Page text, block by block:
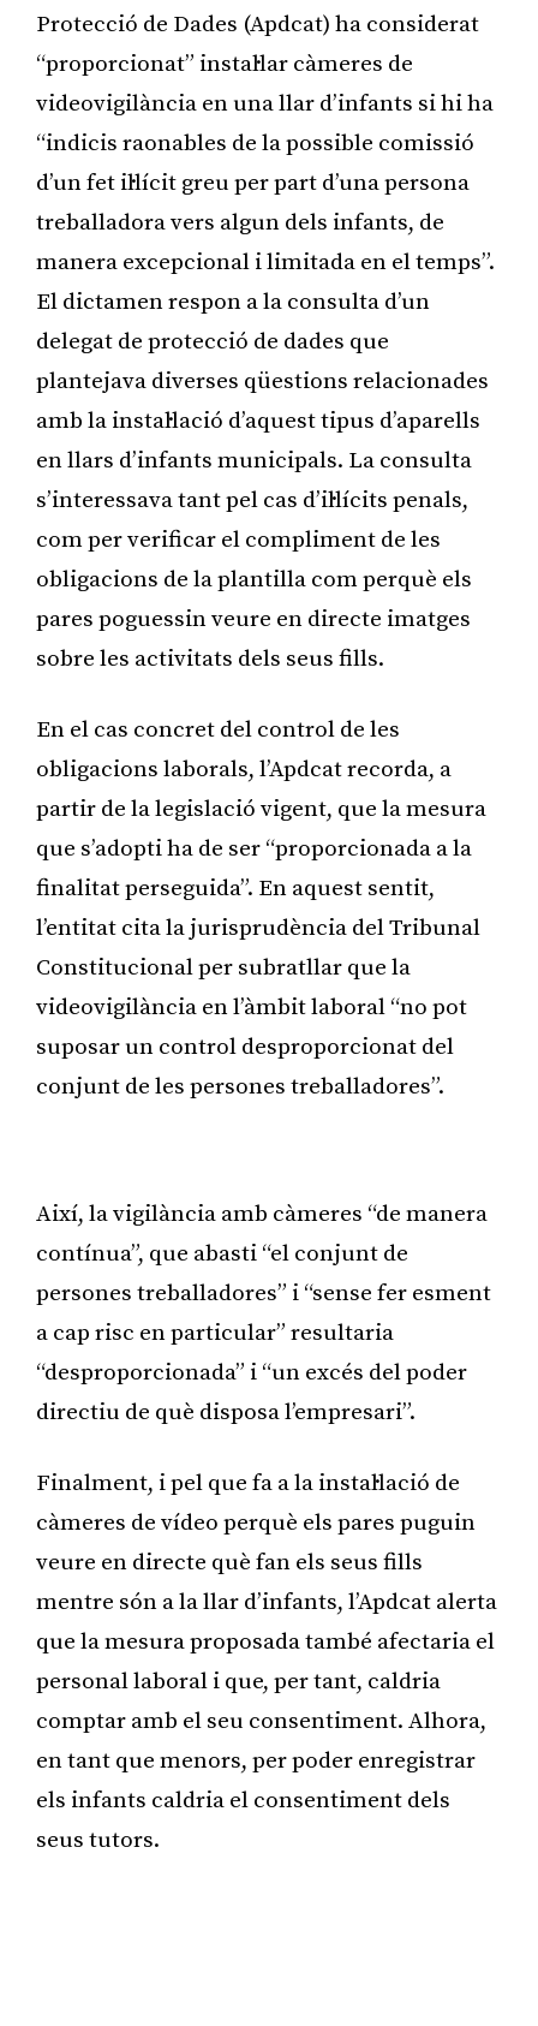
Protecció de Dades (Apdcat) ha considerat
“proporcionat” instal·lar càmeres de
videovigilància en una llar d’infants si hi ha
“indicis raonables de la possible comissió
d’un fet il·lícit greu per part d’una persona
treballadora vers algun dels infants, de
manera excepcional i limitada en el temps”.
El dictamen respon a la consulta d’un
delegat de protecció de dades que
plantejava diverses qüestions relacionades
amb la instal·lació d’aquest tipus d’aparells
en llars d’infants municipals. La consulta
s’interessava tant pel cas d’il·lícits penals,
com per verificar el compliment de les
obligacions de la plantilla com perquè els
pares poguessin veure en directe imatges
sobre les activitats dels seus fills.
En el cas concret del control de les
obligacions laborals, l’Apdcat recorda, a
partir de la legislació vigent, que la mesura
que s’adopti ha de ser “proporcionada a la
finalitat perseguida”. En aquest sentit,
l’entitat cita la jurisprudència del Tribunal
Constitucional per subratllar que la
videovigilància en l’àmbit laboral “no pot
suposar un control desproporcionat del
conjunt de les persones treballadores”.
Així, la vigilància amb càmeres “de manera
contínua”, que abasti “el conjunt de
persones treballadores” i “sense fer esment
a cap risc en particular” resultaria
“desproporcionada” i “un excés del poder
directiu de què disposa l’empresari”.
Finalment, i pel que fa a la instal·lació de
càmeres de vídeo perquè els pares puguin
veure en directe què fan els seus fills
mentre són a la llar d’infants, l’Apdcat alerta
que la mesura proposada també afectaria el
personal laboral i que, per tant, caldria
comptar amb el seu consentiment. Alhora,
en tant que menors, per poder enregistrar
els infants caldria el consentiment dels
seus tutors.